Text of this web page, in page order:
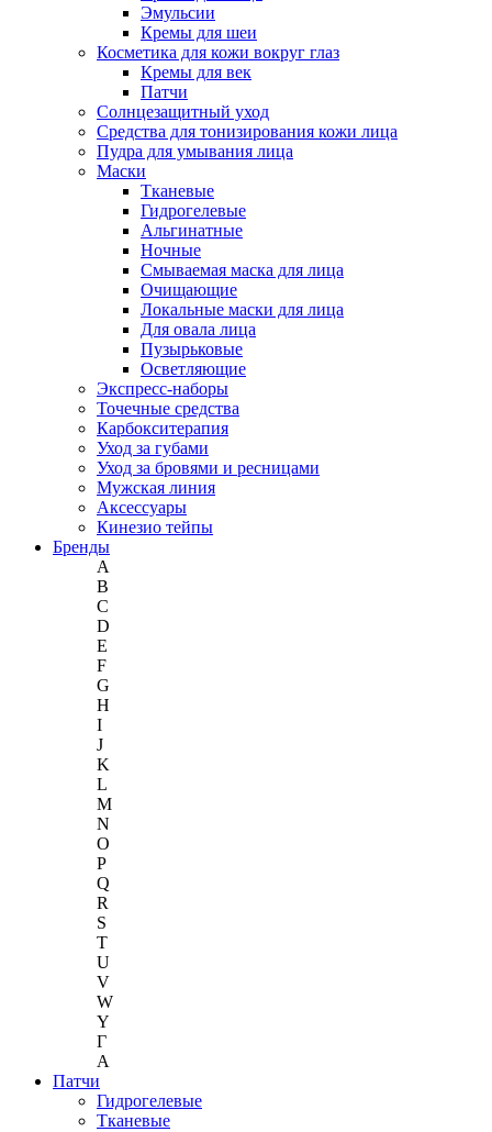
Эмульсии
Кремы для шеи
Косметика для кожи вокруг глаз
Кремы для век
Патчи
Солнцезащитный уход
Средства для тонизирования кожи лица
Пудра для умывания лица
Маски
Тканевые
Гидрогелевые
Альгинатные
Ночные
Смываемая маска для лица
Очищающие
Локальные маски для лица
Для овала лица
Пузырьковые
Осветляющие
Экспресс-наборы
Точечные средства
Карбокситерапия
Уход за губами
Уход за бровями и ресницами
Мужская линия
Аксессуары
Кинезио тейпы
Бренды
A
B
C
D
E
F
G
H
I
J
K
L
M
N
O
P
Q
R
S
T
U
V
W
Y
Г
A
Патчи
Гидрогелевые
Тканевые